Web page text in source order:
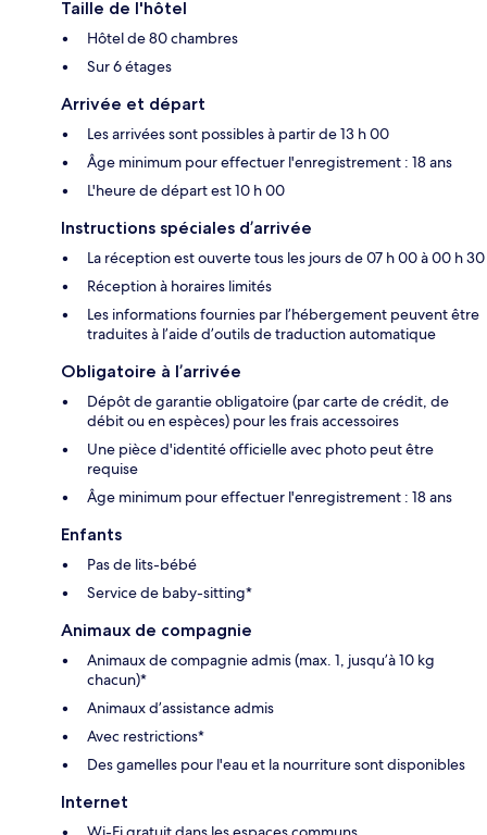
Taille de l'hôtel
Hôtel de 80 chambres
Sur 6 étages
Arrivée et départ
Les arrivées sont possibles à partir de 13 h 00
Âge minimum pour effectuer l'enregistrement : 18 ans
L'heure de départ est 10 h 00
Instructions spéciales d’arrivée
La réception est ouverte tous les jours de 07 h 00 à 00 h 30
Réception à horaires limités
Les informations fournies par l’hébergement peuvent être
traduites à l’aide d’outils de traduction automatique
Obligatoire à l’arrivée
Dépôt de garantie obligatoire (par carte de crédit, de
débit ou en espèces) pour les frais accessoires
Une pièce d'identité officielle avec photo peut être
requise
Âge minimum pour effectuer l'enregistrement : 18 ans
Enfants
Pas de lits-bébé
Service de baby-sitting*
Animaux de compagnie
Animaux de compagnie admis (max. 1, jusqu’à 10 kg
chacun)*
Animaux d’assistance admis
Avec restrictions*
Des gamelles pour l'eau et la nourriture sont disponibles
Internet